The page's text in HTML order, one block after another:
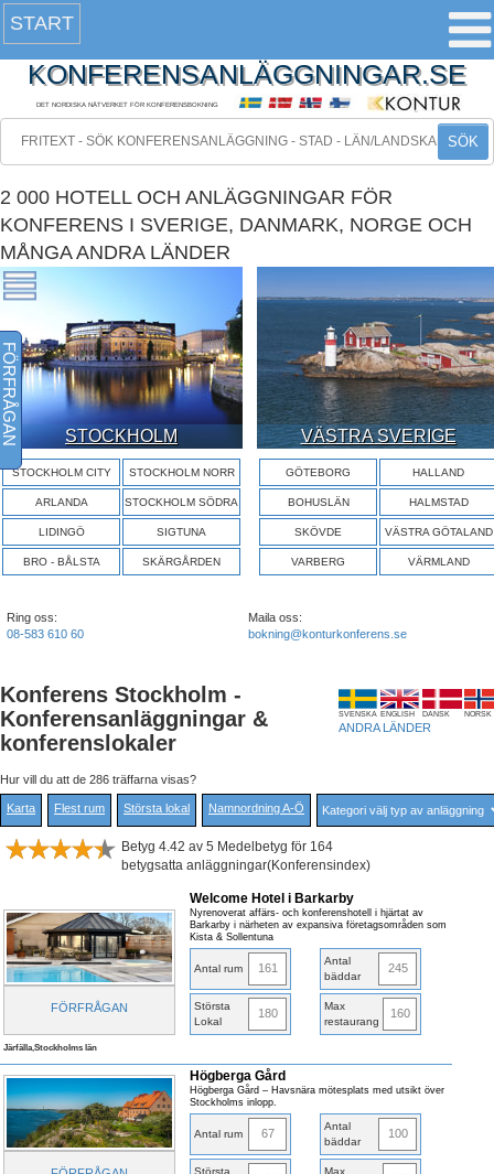
START
KONFERENSANLÄGGNINGAR.SE
DET NORDISKA NÄTVERKET FÖR KONFERENSBOKNING
SÖK
2 000 HOTELL OCH ANLÄGGNINGAR FÖR
KONFERENS I SVERIGE, DANMARK, NORGE OCH
MÅNGA ANDRA LÄNDER
STOCKHOLM
STOCKHOLM CITY STOCKHOLM NORR
ARLANDA STOCKHOLM SÖDRA
LIDINGÖ SIGTUNA
BRO - BÅLSTA SKÄRGÅRDEN
VÄSTRA SVERIGE
GÖTEBORG HALLAND
BOHUSLÄN HALMSTAD
SKÖVDE VÄSTRA GÖTALAND
VARBERG VÄRMLAND
Ring oss:
08-583 610 60
Maila oss:
bokning@konturkonferens.se
Konferens Stockholm -
Konferensanläggningar &
konferenslokaler
SVENSKA ENGLISH DANSK NORSK
ANDRA LÄNDER
Hur vill du att de 286 träffarna visas?
Karta Flest rum Största lokal Namnordning A-Ö
Betyg 4.42 av 5 Medelbetyg för 164
betygsatta anläggningar(Konferensindex)
FÖRFRÅGAN
Welcome Hotel i Barkarby
Nyrenoverat affärs- och konferenshotell i hjärtat av
Barkarby i närheten av expansiva företagsområden som
Kista & Sollentuna
Antal rum 161
Antal
bäddar
245
Största
Lokal
180
Max
restaurang
160
Järfälla,Stockholms län
Högberga Gård
Högberga Gård – Havsnära mötesplats med utsikt över
Stockholms inlopp.
Antal rum 67
Antal
bäddar
100
Största
Max
FÖRFRÅGAN